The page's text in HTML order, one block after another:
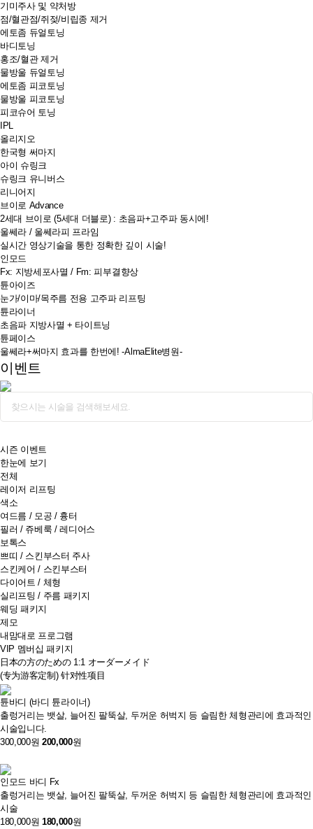
기미주사 및 약처방
점/혈관점/쥐젖/비립종 제거
에토좀 듀얼토닝
바디토닝
홍조/혈관 제거
물방울 듀얼토닝
에토좀 피코토닝
물방울 피코토닝
피코슈어 토닝
IPL
올리지오
한국형 써마지
아이 슈링크
슈링크 유니버스
리니어지
브이로 Advance
2세대 브이로 (5세대 더블로) : 초음파+고주파 동시에!
울쎄라 / 울쎄라피 프라임
실시간 영상기술을 통한 정확한 깊이 시술!
인모드
Fx: 지방세포사멸 / Fm: 피부결향상
튠아이즈
눈가/이마/목주름 전용 고주파 리프팅
튠라이너
초음파 지방사멸 + 타이트닝
튠페이스
울쎄라+써마지 효과를 한번에! -AlmaElite병원-
이벤트
시즌 이벤트
한눈에 보기
전체
레이저 리프팅
색소
여드름 / 모공 / 흉터
필러 / 쥬베룩 / 레디어스
보톡스
쁘띠 / 스킨부스터 주사
스킨케어 / 스킨부스터
다이어트 / 체형
실리프팅 / 주름 패키지
웨딩 패키지
제모
내맘대로 프로그램
VIP 멤버십 패키지
日本の方のための 1:1 オーダーメイド
(专为游客定制) 针对性项目
튠바디 (바디 튠라이너)
출렁거리는 뱃살, 늘어진 팔뚝살, 두꺼운 허벅지 등 슬림한 체형관리에 효과적인
시술입니다.
300,000원 200,000원
인모드 바디 Fx
출렁거리는 뱃살, 늘어진 팔뚝살, 두꺼운 허벅지 등 슬림한 체형관리에 효과적인
시술
180,000원 180,000원